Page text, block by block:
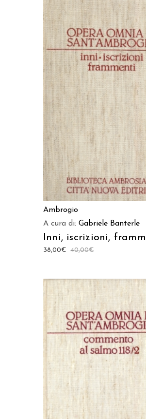
AGGIUNGI AL CARRELLO
Ambrogio
A cura di: Gabriele Banterle
Inni, iscrizioni,
40,00€
38,00€